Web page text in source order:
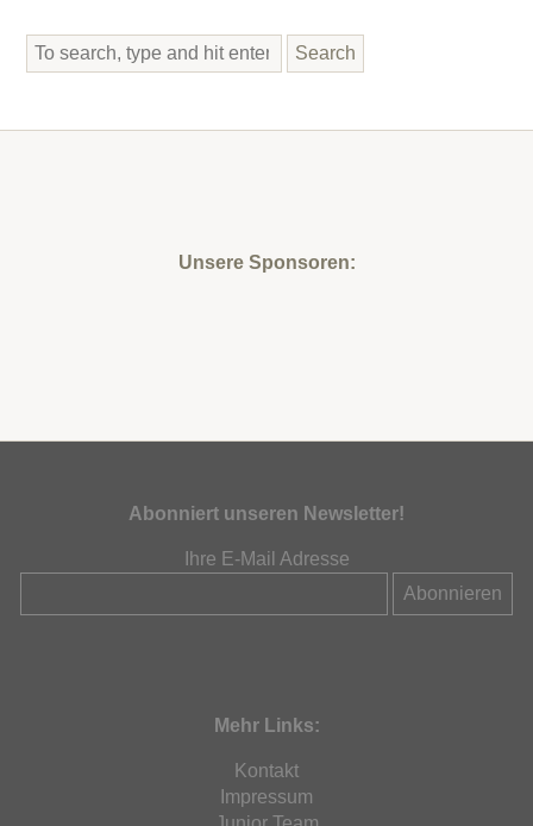
Search
Unsere Sponsoren:
Abonniert unseren Newsletter!
Ihre E-Mail Adresse
Mehr Links:
Kontakt
Impressum